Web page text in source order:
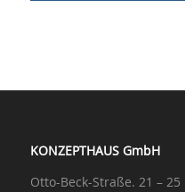
KONZEPTHAUS GmbH
Otto-Beck-Straße. 21 – 25